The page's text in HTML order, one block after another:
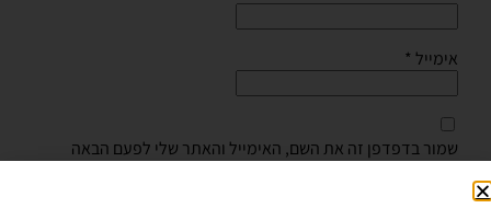
אימייל *
שמור בדפדפן זה את השם, האימייל והאתר שלי לפעם הבאה